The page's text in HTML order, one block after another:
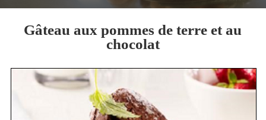
Gâteau aux pommes de terre et au
chocolat